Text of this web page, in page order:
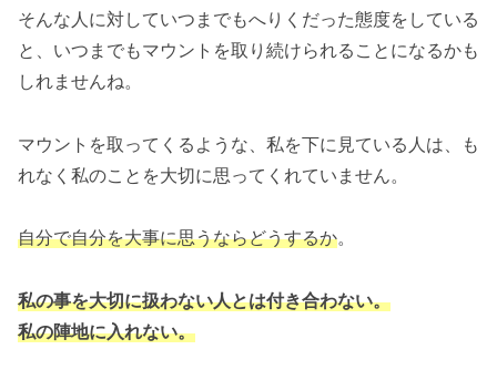
そんな人に対していつまでもへりくだった態度をしている
と、いつまでもマウントを取り続けられることになるかも
しれませんね。
マウントを取ってくるような、私を下に見ている人は、も
れなく私のことを大切に思ってくれていません。
自分で自分を大事に思うならどうするか。
私の事を大切に扱わない人とは付き合わない。
私の陣地に入れない。